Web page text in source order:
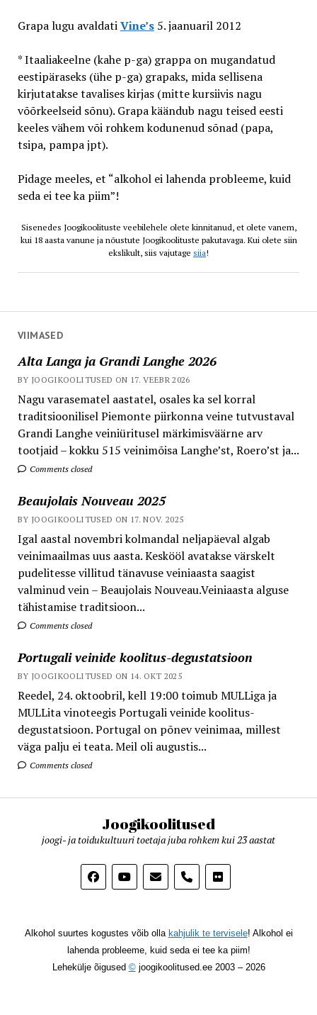
VIIMASED
Alta Langa ja Grandi Langhe 2026
BY JOOGIKOOLITUSED ON 17. VEEBR 2026
Nagu varasematel aastatel, osales ka sel korral
traditsioonilisel Piemonte piirkonna veine tutvustaval
Grandi Langhe veiniüritusel märkimisväärne arv
tootjaid – kokku 515 veinimõisa Langhe’st, Roero’st ja...
Comments closed
Beaujolais Nouveau 2025
BY JOOGIKOOLITUSED ON 17. NOV. 2025
Igal aastal novembri kolmandal neljapäeval algab
veinimaailmas uus aasta. Keskööl avatakse värskelt
pudelitesse villitud tänavuse veiniaasta saagist
valminud vein – Beaujolais Nouveau.Veiniaasta alguse
tähistamise traditsioon...
Comments closed
Portugali veinide koolitus-degustatsioon
BY JOOGIKOOLITUSED ON 14. OKT 2025
Reedel, 24. oktoobril, kell 19:00 toimub MULLiga ja
MULLita vinoteegis Portugali veinide koolitus-
degustatsioon. Portugal on põnev veinimaa, millest
väga palju ei teata. Meil oli augustis...
Comments closed
Grapa lugu avaldatiVine’s5. jaanuaril 2012
* Itaaliakeelne (kahe p-ga) grappa on mugandatud
eestipäraseks (ühe p-ga) grapaks, mida sellisena
kirjutatakse tavalises kirjas (mitte kursiivis nagu
võõrkeelseid sõnu). Grapa käändub nagu teised eesti
keeles vähem või rohkem kodunenud sõnad (papa,
tsipa, pampa jpt).
Pidage meeles, et “alkohol ei lahenda probleeme, kuid
seda ei tee ka piim”!
Sisenedes Joogikoolituste veebilehele olete kinnitanud, et olete vanem,
kui 18 aasta vanune ja nõustute Joogikoolituste pakutavaga. Kui olete siin
ekslikult, siis vajutage siia!
Joogikoolitused
joogi- ja toidukultuuri toetaja juba rohkem kui 23 aastat
phone
Alkohol suurtes kogustes võib olla kahjulik te tervisele! Alkohol ei
lahenda probleeme, kuid seda ei tee ka piim!
Lehekülje õigused ©joogikoolitused.ee 2003 – 2026